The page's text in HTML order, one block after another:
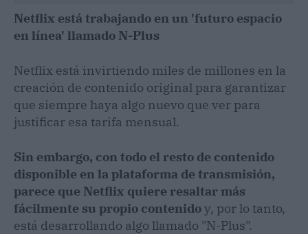
Netflix está trabajando en un 'futuro espacio
en línea' llamado N-Plus
Netflix está invirtiendo miles de millones en la
creación de contenido original para garantizar
que siempre haya algo nuevo que ver para
justificar esa tarifa mensual.
Sin embargo, con todo el resto de contenido
disponible en la plataforma de transmisión,
parece que Netflix quiere resaltar más
fácilmente su propio contenidoy, por lo tanto,
está desarrollando algo llamado "N-Plus".